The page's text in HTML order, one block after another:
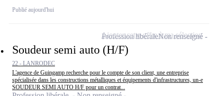
Publié aujourd'hui
Soudeur semi auto (H/F)
22 - LANRODEC
L'agence de Guingamp recherche pour le compte de son client, une entreprise
spécialisée dans les constructions métalliques et équipements d'infrastructures, un-e
SOUDEUR SEMI AUTO H/F pour un contrat...
Profession libéraleNon renseigné
Ajouter cette offre à ma sélection